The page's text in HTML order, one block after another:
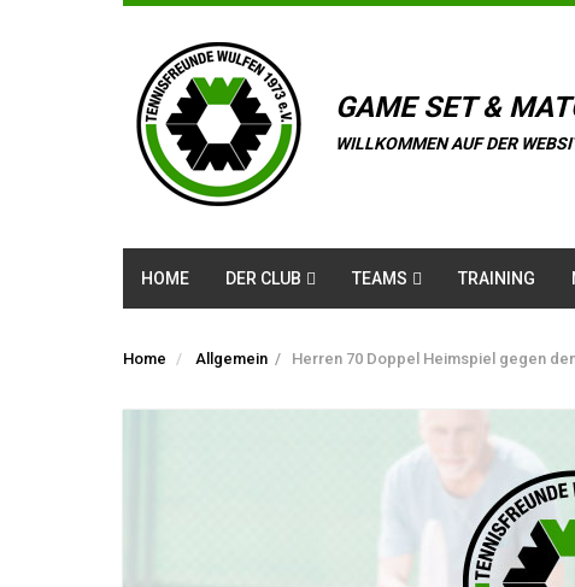
GAME SET &
WILLKOMMEN AUF DER
HOME DER CLUB TEAMS TRAINING
Home Allgemein / Herren 70 Doppel Heimspiel gegen